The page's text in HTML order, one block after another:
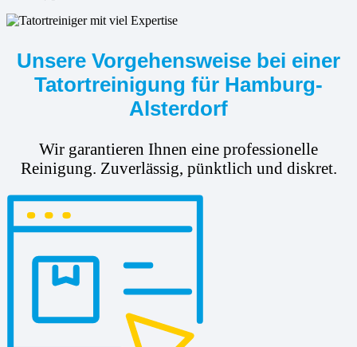
Unsere Vorgehensweise bei einer
Tatortreinigung für Hamburg-
Alsterdorf
Wir garantieren Ihnen eine professionelle
Reinigung. Zuverlässig, pünktlich und diskret.